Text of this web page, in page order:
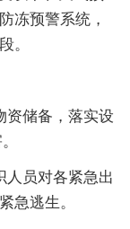
冻预警系统，
。
资储备，落实设
人员对各紧急出
急逃生。